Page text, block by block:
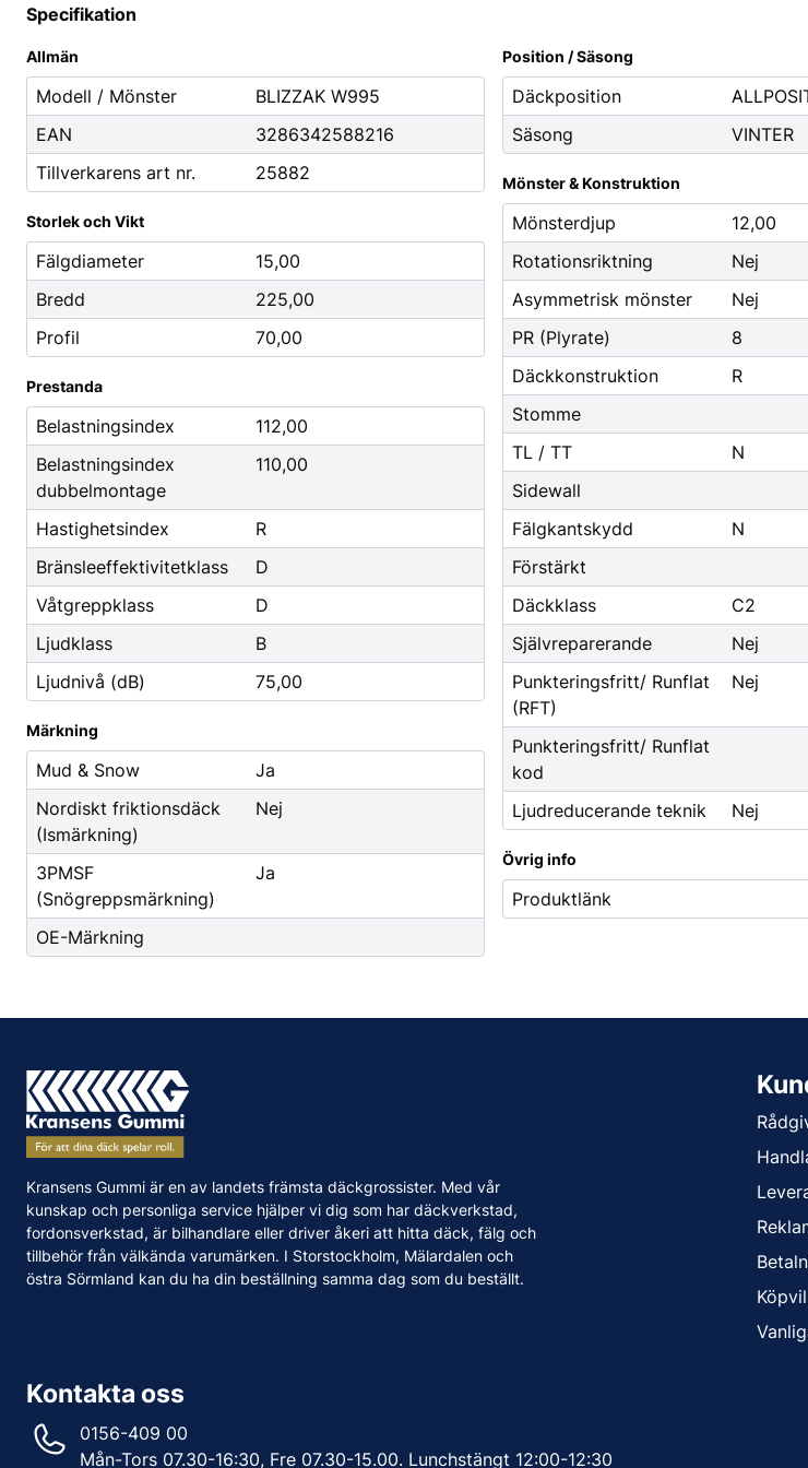
Monteringsverktyg
Reparationsverktyg
Stålborstar
Städ, Hygien & Kontor
Avfallshantering
Hygien
Papper
Pennor
Däcketiketter
Tejp
Batteriladdning
Fordonsbatterier
Småbatterier
Startbooster
Vinter
Fritid
Godis & Dryck
Specifikation
Allmän
Modell / Mönster
BLIZZAK W995
EAN
3286342588216
Tillverkarens art nr.
25882
Storlek och Vikt
Fälgdiameter
15,00
Bredd
225,00
Profil
70,00
Prestanda
Belastningsindex
112,00
Belastningsindex
dubbelmontage
110,00
Hastighetsindex
R
Bränsleeffektivitetklass
D
Våtgreppklass
D
Ljudklass
B
Ljudnivå (dB)
75,00
Märkning
Mud & Snow
Ja
Nordiskt friktionsdäck
(Ismärkning)
Nej
3PMSF
(Snögreppsmärkning)
Ja
OE-Märkning
Position / Säsong
Däckposition
Säsong
VINTER
Mönster & Konstruktion
Mönsterdjup
12,00
Rotationsriktning
Nej
Asymmetrisk mönster
Nej
PR (Plyrate)
8
Däckkonstruktion
R
Stomme
TL / TT
N
Sidewall
Fälgkantskydd
N
Förstärkt
Däckklass
C2
Självreparerande
Nej
Punkteringsfritt/ Runflat
(RFT)
Nej
Punkteringsfritt/ Runflat
kod
Ljudreducerande teknik
Nej
Övrig info
Produktlänk
Kransens Gummi är en av landets främsta däckgrossister. Med vår
kunskap och personliga service hjälper vi dig som har däckverkstad,
fordonsverkstad, är bilhandlare eller driver åkeri att hitta däck, fälg och
tillbehör från välkända varumärken. I Storstockholm, Mälardalen och
östra Sörmland kan du ha din beställning samma dag som du beställt.
Kontakta oss
0156-409 00
Mån-Tors 07.30-16:30, Fre 07.30-15.00. Lunchstängt 12:00-12:30